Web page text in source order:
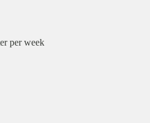
per week